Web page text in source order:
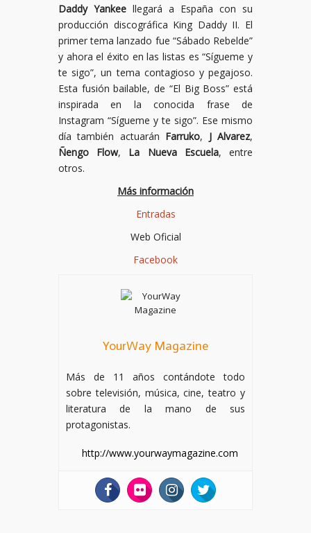
Daddy Yankee llegará a España con su
producción discográfica King Daddy II. El
primer tema lanzado fue “Sábado Rebelde”
y ahora el éxito en las listas es “Sígueme y
te sigo”, un tema contagioso y pegajoso.
Esta fusión bailable, de “El Big Boss” está
inspirada en la conocida frase de
Instagram “Sígueme y te sigo”. Ese mismo
día también actuarán Farruko, J Alvarez,
Ñengo Flow, La Nueva Escuela, entre
otros.
Más información
Entradas
Web Oficial
Facebook
YourWay Magazine
Más de 11 años contándote todo
sobre televisión, música, cine, teatro y
literatura de la mano de sus
protagonistas.
http://www.yourwaymagazine.com